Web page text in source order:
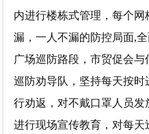
内进行楼栋式管理，每个
漏，一人不漏的防控局面,
广场巡防路段，市贸促会
巡防劝导队，坚持每天按
行劝返，对不戴口罩人员
进行现场宣传教育，对每天